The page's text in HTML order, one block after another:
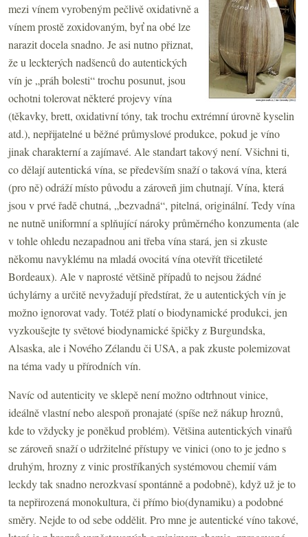
mezi vínem vyrobeným pečlivě oxidativně a
vínem prostě zoxidovaným, byť na obé lze
narazit docela snadno. Je asi nutno přiznat,
že u leckterých nadšenců do autentických
vín je „práh bolesti“ trochu posunut, jsou
ochotni tolerovat některé projevy vína
(těkavky, brett, oxidativní tóny, tak trochu extrémní úrovně kyselin
atd.), nepřijatelné u běžné průmyslové produkce, pokud je víno
jinak charakterní a zajímavé. Ale standart takový není. Všichni ti,
co dělají autentická vína, se především snaží o taková vína, která
(pro ně) odráží místo původu a zároveň jim chutnají. Vína, která
jsou v prvé řadě chutná, „bezvadná“, pitelná, originální. Tedy vína
ne nutně uniformní a splňující nároky průměrného konzumenta (ale
v tohle ohledu nezapadnou ani třeba vína stará, jen si zkuste
někomu navyklému na mladá ovocitá vína otevřít třicetileté
Bordeaux). Ale v naprosté většině případů to nejsou žádné
úchylárny a určitě nevyžadují předstírat, že u autentických vín je
možno ignorovat vady. Totéž platí o biodynamické produkci, jen
vyzkoušejte ty světové biodynamické špičky z Burgundska,
Alsaska, ale i Nového Zélandu či USA, a pak zkuste polemizovat
na téma vady u přírodních vín.
Navíc od autenticity ve sklepě není možno odtrhnout vinice,
ideálně vlastní nebo alespoň pronajaté (spíše než nákup hroznů,
kde to vždycky je poněkud problém). Většina autentických vinařů
se zároveň snaží o udržitelné přístupy ve vinici (ono to je jedno s
druhým, hrozny z vinic prostříkaných systémovou chemií vám
leckdy tak snadno nerozkvasí spontánně a podobně), když už je to
ta nepřirozená monokultura, či přímo bio(dynamiku) a podobné
směry. Nejde to od sebe oddělit. Pro mne je autentické víno takové,